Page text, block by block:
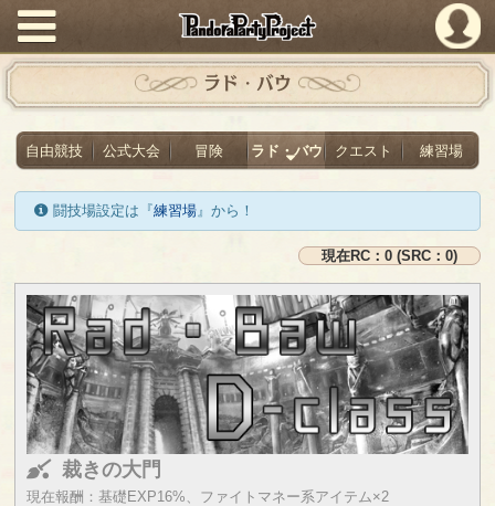
PandoraPartyProject
ラド・バウ
自由競技 公式大会 冒険 ラド・バウ クエスト 練習場
闘技場設定は『練習場』から！
現在RC：0 (SRC：0)
裁きの大門
現在報酬：基礎EXP16%、ファイトマネー系アイテム×2